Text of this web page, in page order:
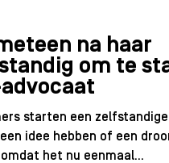
na haar
om te
starten een zelfstandige
idee hebben of een
het nu eenmaal...